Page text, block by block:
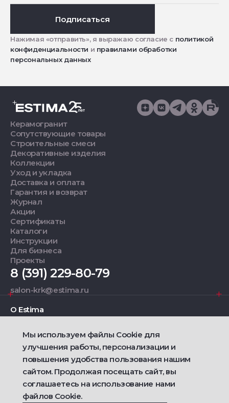
Подписаться
Нажимая «отправить», я выражаю согласие с политикой
конфиденциальности и правилами обработки
персональных данных
Керамогранит
Сопутствующие товары
Строительные смеси
Декоративные изделия
Коллекции
Уход и укладка
Доставка и оплата
Гарантия и возврат
Журнал
Акции
Сертификаты
Каталоги
Инструкции
Для бизнеса
Проекты
8 (391) 229-80-79
salon-krk@estima.ru
О Estima
Дизайнерам
Фирменные салоны
2021 — 2026 © Estima
Политика конфиденциальности
Мы используем файлы Cookie для
улучшения работы, персонализации и
повышения удобства пользования нашим
сайтом. Продолжая посещать сайт, вы
соглашаетесь на использование нами
файлов Cookie.